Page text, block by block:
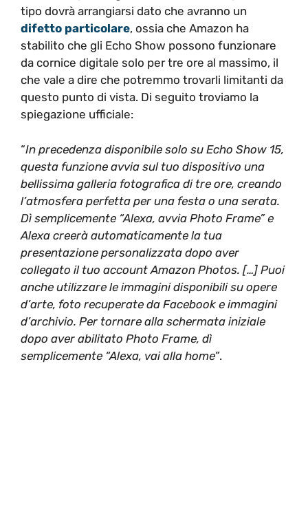
tipo dovrà arrangiarsi dato che avranno un
difetto particolare, ossia che Amazon ha
stabilito che gli Echo Show possono funzionare
da cornice digitale solo per tre ore al massimo, il
che vale a dire che potremmo trovarli limitanti da
questo punto di vista. Di seguito troviamo la
spiegazione ufficiale:
“In precedenza disponibile solo su Echo Show 15,
questa funzione avvia sul tuo dispositivo una
bellissima galleria fotografica di tre ore, creando
l’atmosfera perfetta per una festa o una serata.
Dì semplicemente “Alexa, avvia Photo Frame” e
Alexa creerà automaticamente la tua
presentazione personalizzata dopo aver
collegato il tuo account Amazon Photos. […] Puoi
anche utilizzare le immagini disponibili su opere
d’arte, foto recuperate da Facebook e immagini
d’archivio. Per tornare alla schermata iniziale
dopo aver abilitato Photo Frame, dì
semplicemente “Alexa, vai alla home”.